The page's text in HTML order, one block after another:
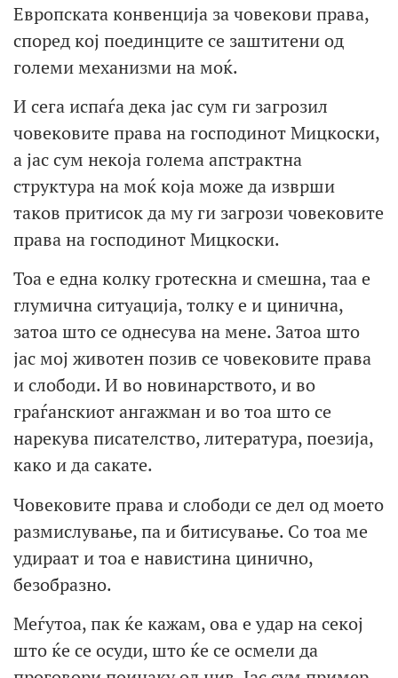
Европската конвенција за човекови права,
според кој поединците се заштитени од
големи механизми на моќ.
И сега испаѓа дека јас сум ги загрозил
човековите права на господинот Мицкоски,
а јас сум некоја голема апстрактна
структура на моќ која може да изврши
таков притисок да му ги загрози човековите
права на господинот Мицкоски.
Тоа е една колку гротескна и смешна, таа е
глумична ситуација, толку е и цинична,
затоа што се однесува на мене. Затоа што
јас мој животен позив се човековите права
и слободи. И во новинарството, и во
граѓанскиот ангажман и во тоа што се
нарекува писателство, литература, поезија,
како и да сакате.
Човековите права и слободи се дел од моето
размислување, па и битисување. Со тоа ме
удираат и тоа е навистина цинично,
безобразно.
Меѓутоа, пак ќе кажам, ова е удар на секој
што ќе се осуди, што ќе се осмели да